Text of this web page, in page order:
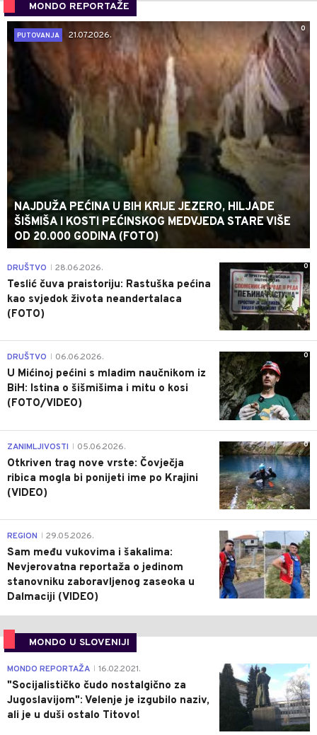
MONDO REPORTAŽE
0
PUTOVANJA
21.07.2026.
NAJDUŽA PEĆINA U BIH KRIJE JEZERO, HILJADE
ŠIŠMIŠA I KOSTI PEĆINSKOG MEDVJEDA STARE VIŠE
OD 20.000 GODINA (FOTO)
0
DRUŠTVO 28.06.2026.
Teslić čuva praistoriju: Rastuška pećina
kao svjedok života neandertalaca
(FOTO)
0
DRUŠTVO 06.06.2026.
U Mićinoj pećini s mladim naučnikom iz
BiH: Istina o šišmišima i mitu o kosi
(FOTO/VIDEO)
0
ZANIMLJIVOSTI 05.06.2026.
Otkriven trag nove vrste: Čovječja
ribica mogla bi ponijeti ime po Krajini
(VIDEO)
0
REGION 29.05.2026.
Sam među vukovima i šakalima:
Nevjerovatna reportaža o jedinom
stanovniku zaboravljenog zaseoka u
Dalmaciji (VIDEO)
MONDO U SLOVENIJI
4
MONDO REPORTAŽA 16.02.2021.
"Socijalističko čudo nostalgično za
Jugoslavijom": Velenje je izgubilo naziv,
ali je u duši ostalo Titovo!